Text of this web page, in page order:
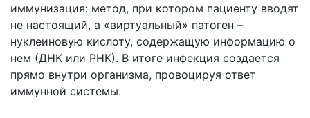
иммунизация: метод, при котором пациенту вводят
не настоящий, а «виртуальный» патоген –
нуклеиновую кислоту, содержащую информацию о
нем (ДНК или РНК). В итоге инфекция создается
прямо внутри организма, провоцируя ответ
иммунной системы.